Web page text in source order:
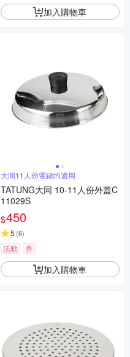
加入購物車
大同11人份電鍋均適用
TATUNG大同 10-11人份外蓋C
11029S
$450
5 (6)
活動 券
加入購物車